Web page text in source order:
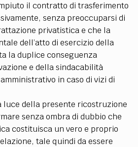
il contratto di trasferimento
senza preoccuparsi di
privatistica e che la
dell’atto di esercizio della
la duplice conseguenza
e della sindacabilità
in caso di vizi di
luce della presente ricostruzione
senza ombra di dubbio che
costituisca un vero e proprio
tale quindi da essere